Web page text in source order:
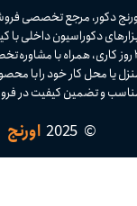
دکور، مرجع تخصصی
۴ روز کاری، همراه با
یا محل کار خود را با
و تضمین کیفیت در
© 2025